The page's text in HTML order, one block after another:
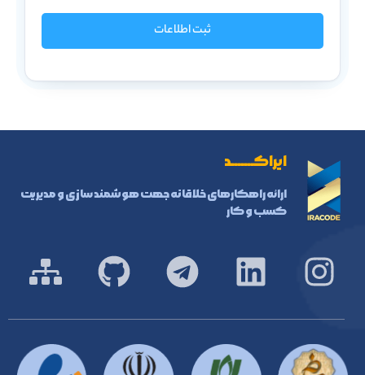
ثبت اطلاعات
ایراکـــــــد
ارائه راهکارهای خلاقانه جهت هوشمند سازی و مدیریت
کسب و کار